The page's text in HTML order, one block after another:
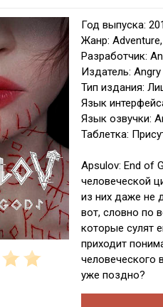
Год выпуска:
Жанр:
Разработчик:
Издатель:
Тип издания:
Язык
Язык озвучки:
Таблетка:
Apsulov: End of
человеческой
из них даже не
вот, словно по
которые сулят
приходит
человеческого
уже поздно?